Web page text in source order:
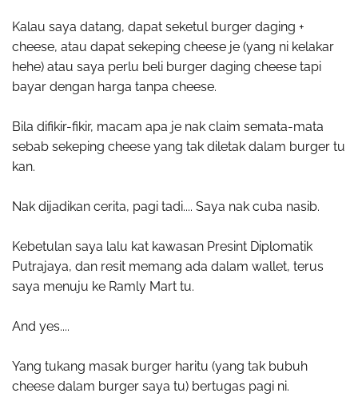
Kalau saya datang, dapat seketul burger daging +
cheese, atau dapat sekeping cheese je (yang ni kelakar
hehe) atau saya perlu beli burger daging cheese tapi
bayar dengan harga tanpa cheese.
Bila difikir-fikir, macam apa je nak claim semata-mata
sebab sekeping cheese yang tak diletak dalam burger tu
kan.
Nak dijadikan cerita, pagi tadi.... Saya nak cuba nasib.
Kebetulan saya lalu kat kawasan Presint Diplomatik
Putrajaya, dan resit memang ada dalam wallet, terus
saya menuju ke Ramly Mart tu.
And yes....
Yang tukang masak burger haritu (yang tak bubuh
cheese dalam burger saya tu) bertugas pagi ni.